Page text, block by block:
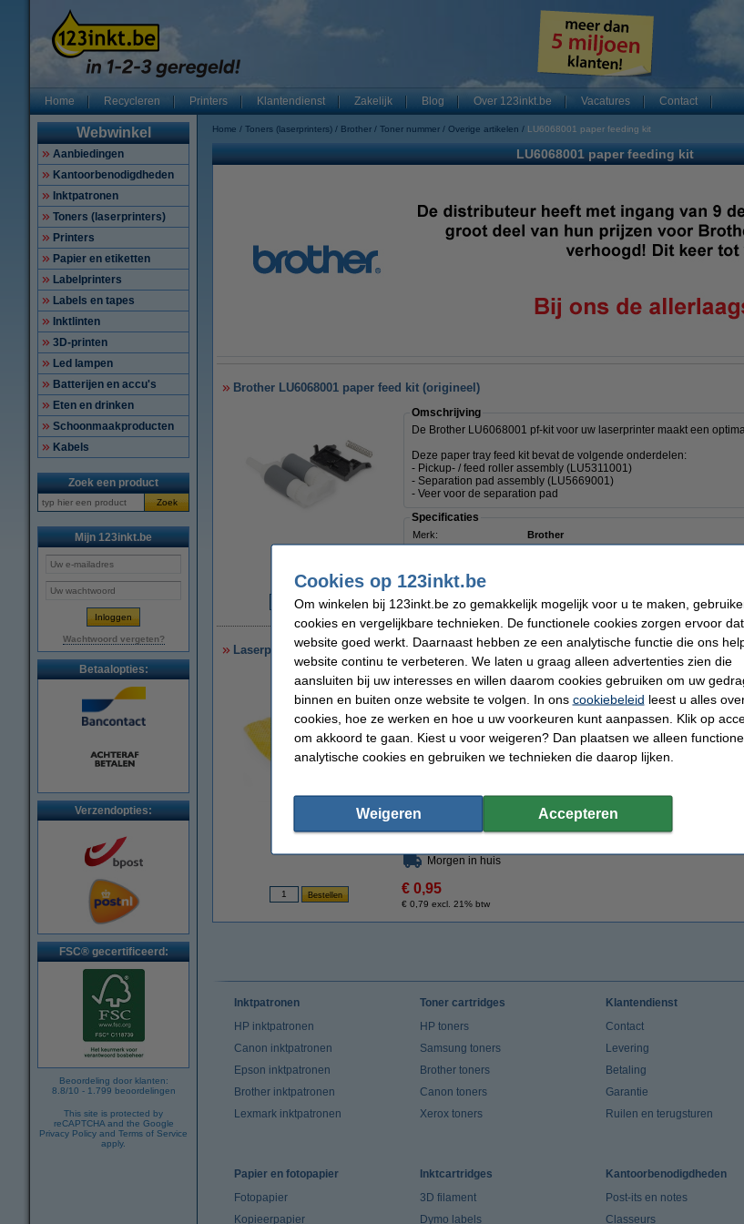
Home Recycleren Printers Klantendienst Zakelijk Blog Over 123inkt.be Vacatures Contact
Webwinkel
Aanbiedingen
Kantoorbenodigdheden
Inktpatronen
Toners (laserprinters)
Printers
Papier en etiketten
Labelprinters
Labels en tapes
Inktlinten
3D-printen
Led lampen
Batterijen en accu's
Eten en drinken
Schoonmaakproducten
Kabels
Zoek een product
Zoek
Mijn 123inkt.be
Wachtwoord vergeten?
Betaalopties:
Verzendopties:
FSC® gecertificeerd:
Beoordeling door klanten:
8.8/10 - 1.799 beoordelingen
This site is protected by
reCAPTCHA and the Google
Privacy Policy and Terms of Service
apply.
Home Toners (laserprinters) Brother Toner nummer Overige artikelen LU6068001 paper feeding kit
LU6068001 paper feeding kit
Brother LU6068001 paper feed kit (origineel)
vergroten
Omschrijving
De Brother LU6068001 pf-kit voor uw laserprinter maakt een
Deze paper tray feed kit bevat de volgende onderdelen:
- Pickup- / feed roller assembly (LU5311001)
- Separation pad assembly (LU5669001)
- Veer voor de separation pad
Specificaties
Merk: Brother
Type:
paper feed kit
€ 19,50
€ 16,12 excl. 21% btw
Laserprinter reinigingsdoek
Deze tonerdoek trekt tonerpoeder als een magneet aan en houdt
gewone stofdoek, die het poeder alleen verspreidt of zelfs doet
Zelfs de kleinste tonerdeeltjes blijven plakken. Voorkom dat het
terechtkomt. De tonerlap kan ook worden gebruikt voor het
Voor het beste resultaat dient u de doek voor gebruik in beide
Specificaties
Type: tonerdoek
43 x 32 cm (LxB)
Morgen in huis
€ 0,95
€ 0,79 excl. 21% btw
Inktpatronen
HP inktpatronen
Canon inktpatronen
Epson inktpatronen
Brother inktpatronen
Lexmark inktpatronen
Toner cartridges
HP toners
Samsung toners
Brother toners
Canon toners
Xerox toners
Klantendienst
Contact
Levering
Betaling
Garantie
Ruilen en terugsturen
Papier en fotopapier
Fotopapier
Kopieerpapier
Inktcartridges
3D filament
Dymo labels
Kantoorbenodigdheden
Post-its en notes
Classeurs
Cookies op 123inkt.be
Om winkelen bij 123inkt.be zo gemakkelijk mogelijk voor u te maken,
cookies en vergelijkbare technieken. De functionele cookies zorgen ervoor
website goed werkt. Daarnaast hebben ze een analytische functie die ons
website continu te verbeteren. We laten u graag alleen advertenties zien die
aansluiten bij uw interesses en willen daarom cookies gebruiken om uw
binnen en buiten onze website te volgen. In ons cookiebeleid leest u alles
cookies, hoe ze werken en hoe u uw voorkeuren kunt aanpassen. Klik op
om akkoord te gaan. Kiest u voor weigeren? Dan plaatsen we alleen
analytische cookies en gebruiken we technieken die daarop lijken.
Weigeren Accepteren